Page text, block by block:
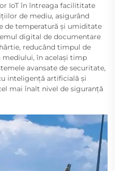
IoT în întreaga facilititate
de mediu, asigurând
de temperatură și umiditate
digital de documentare
reducând timpul de
mediului, în același timp
avansate de securitate,
inteligență artificială și
mai înalt nivel de siguranță